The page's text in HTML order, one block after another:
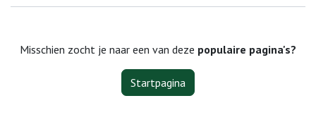
Misschien zocht je naar een van deze populaire pagina's?
Startpagina